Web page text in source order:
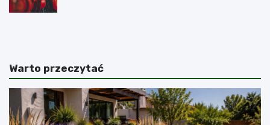
N
p
s
z
p
P
i
a
ń
k
Warto przeczytać